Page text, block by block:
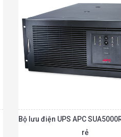
Bộ lưu điện UPS APC
rẻ